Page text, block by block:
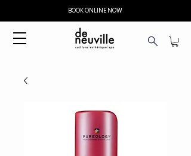
BOOK ONLINE NOW